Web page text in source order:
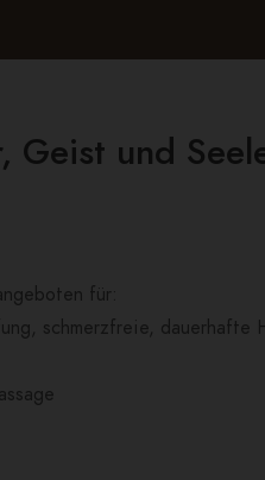
Geist und
für:
schmerzfreie, dauerhafte